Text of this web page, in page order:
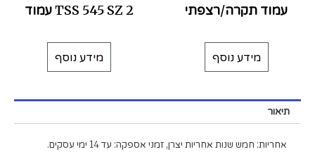
עמוד תקרה/רצפתי
מידע נוסף
TSS 545 SZ 2 עמוד
מידע נוסף
תיאור
אחריות: חמש שנות אחריות יצרן, זמני אספקה: עד 14 ימי עסקים.